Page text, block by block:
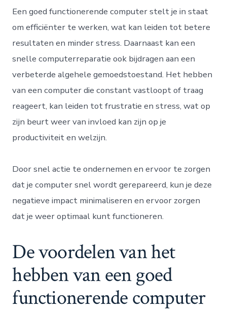
Een goed functionerende computer stelt je in staat
om efficiënter te werken, wat kan leiden tot betere
resultaten en minder stress. Daarnaast kan een
snelle computerreparatie ook bijdragen aan een
verbeterde algehele gemoedstoestand. Het hebben
van een computer die constant vastloopt of traag
reageert, kan leiden tot frustratie en stress, wat op
zijn beurt weer van invloed kan zijn op je
productiviteit en welzijn.
Door snel actie te ondernemen en ervoor te zorgen
dat je computer snel wordt gerepareerd, kun je deze
negatieve impact minimaliseren en ervoor zorgen
dat je weer optimaal kunt functioneren.
De voordelen van het
hebben van een goed
functionerende computer